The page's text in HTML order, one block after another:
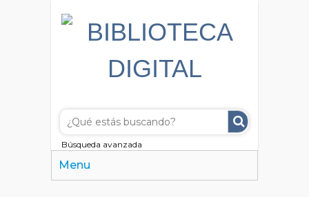
Búsqueda avanzada
Menu